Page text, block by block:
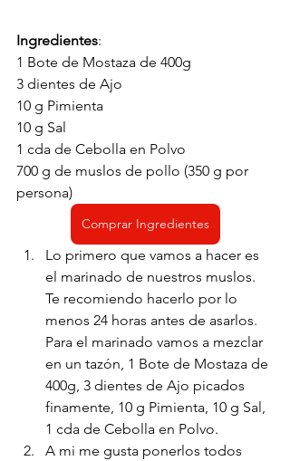
Ingredientes:
1 Bote de Mostaza de 400g
3 dientes de Ajo
10 g Pimienta
10 g Sal
1 cda de Cebolla en Polvo
700 g de muslos de pollo (350 g por
persona)
Comprar Ingredientes
Lo primero que vamos a hacer es
el marinado de nuestros muslos.
Te recomiendo hacerlo por lo
menos 24 horas antes de asarlos.
Para el marinado vamos a mezclar
en un tazón, 1 Bote de Mostaza de
400g, 3 dientes de Ajo picados
finamente, 10 g Pimienta, 10 g Sal,
1 cda de Cebolla en Polvo.
A mi me gusta ponerlos todos